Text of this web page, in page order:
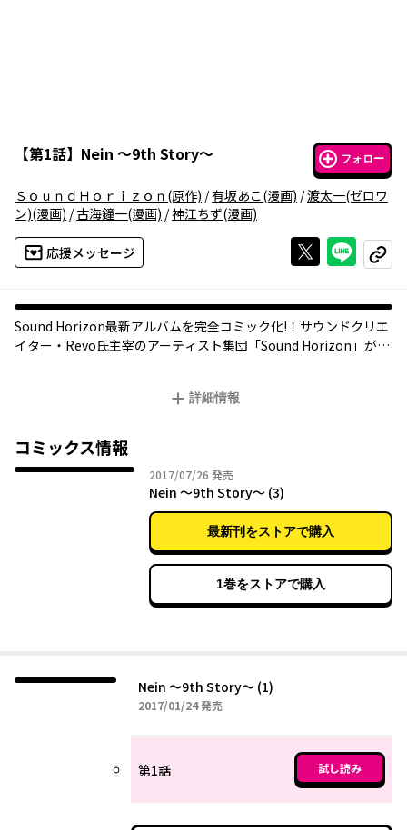
【第1話】 Nein ～9th Story～ フォロー
ＳｏｕｎｄＨｏｒｉｚｏｎ (原作) /有坂あこ(漫画) /渡太一(ゼロワ
ン)(漫画) /古海鐘一(漫画) /神江ちず(漫画)
応援メッセージ Xで投稿する
ライン
コピー
Sound Horizon最新アルバムを完全コミック化!！サウンドクリエ
イター・Revo氏主宰のアーティスト集団「Sound Horizon」が描
詳細情報
コミックス情報
2017/07/26 2017年07月26日
発売
Nein ～9th Story～ (3)
最新刊をストアで購入
1巻をストアで購入
Nein ～9th Story～ (1)
2017/01/242017年01月24日
発売
第1話 試し読み